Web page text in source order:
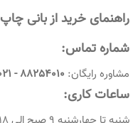
پیگیری سفارشات
رویه های بازگرداندن کالا
شرایط و قوانین
راهنمای خرید از بانی چاپ
نحوه ثبت سفارش
نحوه ثبت نام
نحوه ارسال سفارشات
راهنمای پرداخت
شماره تماس:
مشاوره رایگان: 88254010 - 021
ساعات کاری: